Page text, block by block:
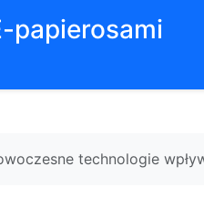
papierosami
technologie